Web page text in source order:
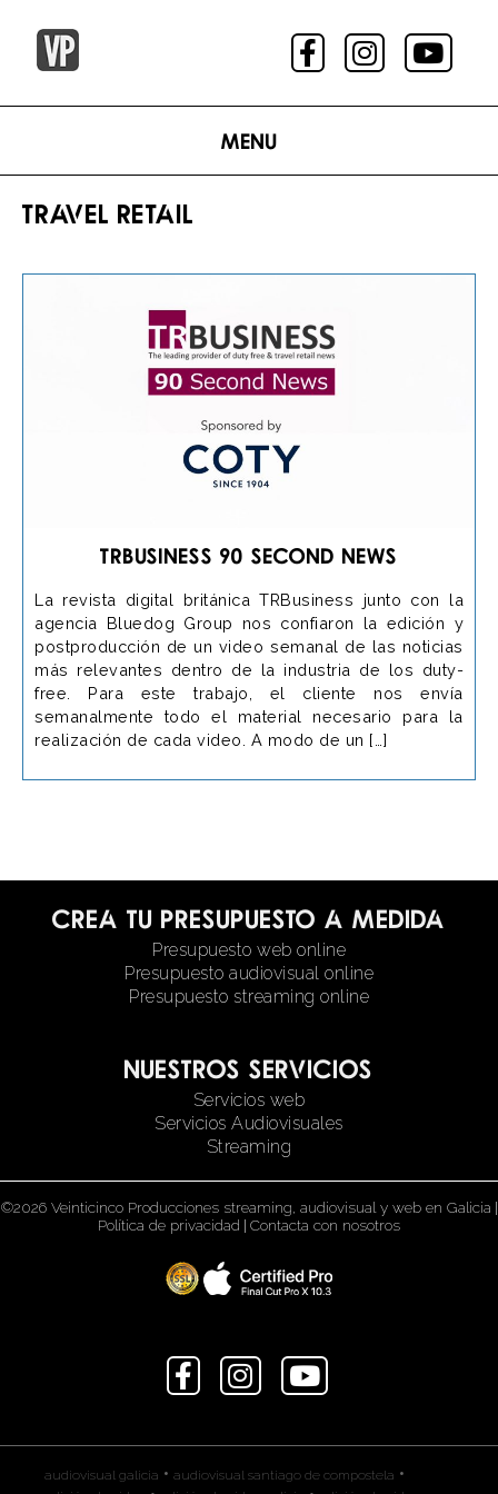
Menu
TRAVEL RETAIL
TRBusiness 90 Second News
La revista digital británica TRBusiness junto con la
agencia Bluedog Group nos confiaron la edición y
postproducción de un video semanal de las noticias
más relevantes dentro de la industria de los duty-
free. Para este trabajo, el cliente nos envía
semanalmente todo el material necesario para la
realización de cada video. A modo de un […]
Crea tu presupuesto a medida
Presupuesto web online
Presupuesto audiovisual online
Presupuesto streaming online
Nuestros servicios
Servicios web
Servicios Audiovisuales
Streaming
©2026 Veinticinco Producciones streaming, audiovisual y web en Galicia |
Política de privacidad | Contacta con nosotros
audiovisual galicia • audiovisual santiago de compostela •